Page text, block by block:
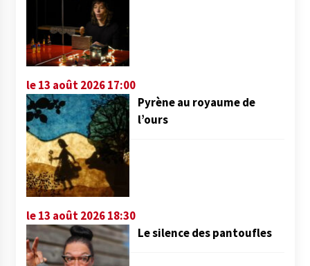
le 13 août 2026 17:00
Pyrène au royaume de
l’ours
le 13 août 2026 18:30
Le silence des pantoufles